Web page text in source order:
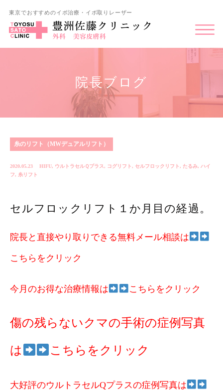
東京でおすすめのイボ治療・イボ取りレーザー
院長ブログ
糸のリフト（MWデュアルリフト）
2020.05.23 HIFU, ウルトラセルＱプラス, コグリフト, セルフロックリフト, たるみ, ハイ
フ, 糸リフト
セルフロックリフト１か月目の経過。
院長と直接やり取りできる無料メール相談は
こちらをクリック
今月のお得な治療情報は こちらをクリック
傷の残らないクマの手術の症例写真
は こちらをクリック
大好評のウルトラセルQプラスの症例写真は